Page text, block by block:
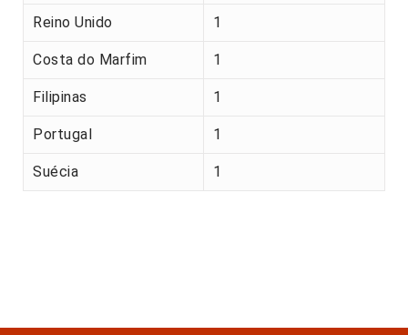
Reino Unido 1
Costa do Marfim 1
Filipinas 1
Portugal 1
Suécia 1